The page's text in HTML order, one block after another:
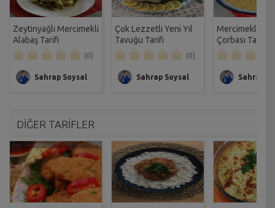
Zeytinyağlı Mercimekli
Alabaş Tarifi
(0)
Sahrap Soysal
Çok Lezzetli Yeni Yıl
Tavuğu Tarifi
(0)
Sahrap Soysal
Mercimekli
Çorbası Tarifi
Sahrap
DİĞER TARİFLER